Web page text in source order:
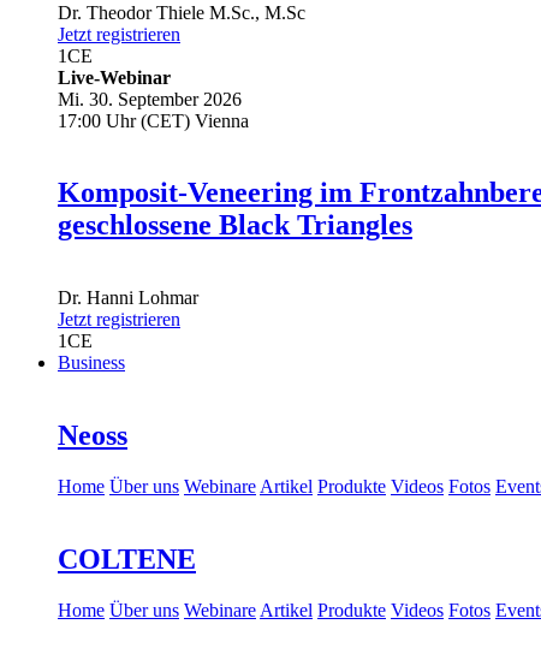
Dr. Theodor Thiele M.Sc., M.Sc
Jetzt registrieren
1CE
Live-Webinar
Mi. 30. September 2026
17:00 Uhr (CET) Vienna
Komposit-Veneering im
geschlossene Black Triangles
Dr. Hanni Lohmar
Jetzt registrieren
1CE
Business
Neoss
Home Über uns Webinare Artikel Produkte Videos Fotos
COLTENE
Home Über uns Webinare Artikel Produkte Videos Fotos